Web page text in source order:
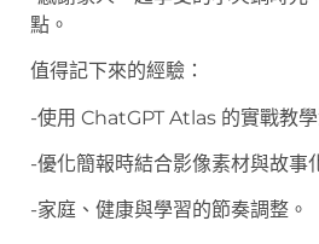
點。
值得記下來的經驗：
-使用 ChatGPT Atlas 的實戰教學
-優化簡報時結合影像素材與故事
-家庭、健康與學習的節奏調整。